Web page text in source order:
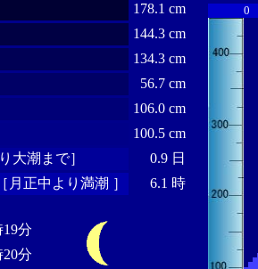
178.1 cm
144.3 cm
134.3 cm
56.7 cm
106.0 cm
100.5 cm
大潮まで］
0.9 日
月正中より満潮 ］
6.1 時
19分
20分
0